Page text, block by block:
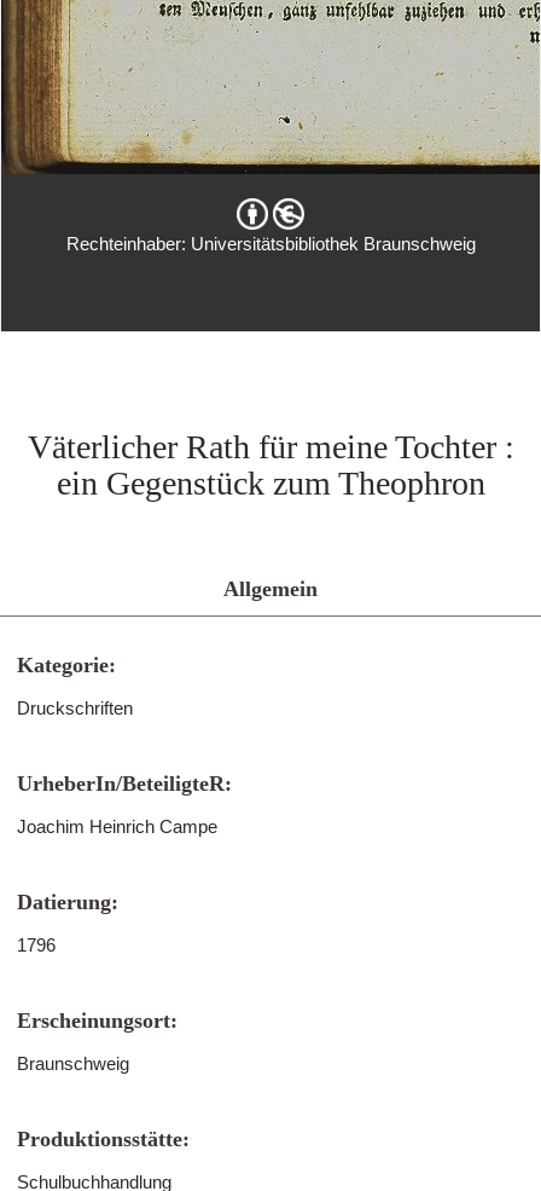
Rechteinhaber: Universitätsbibliothek Braunschweig
Väterlicher Rath für meine Tochter :
ein Gegenstück zum Theophron
Allgemein
Kategorie:
Druckschriften
UrheberIn/BeteiligteR:
Joachim Heinrich Campe
Datierung:
1796
Erscheinungsort:
Braunschweig
Produktionsstätte:
Schulbuchhandlung